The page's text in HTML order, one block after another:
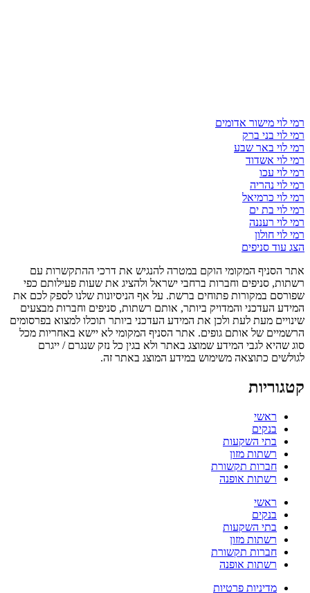
רמי לוי מישור אדומים
רמי לוי בני ברק
רמי לוי באר שבע
רמי לוי אשדוד
רמי לוי עכו
רמי לוי נהריה
רמי לוי כרמיאל
רמי לוי בת ים
רמי לוי רעננה
רמי לוי חולון
הצג עוד סניפים
אתר הסניף המקומי הוקם במטרה להנגיש את דרכי ההתקשרות עם
רשתות, סניפים וחברות ברחבי ישראל ולהציג את שעות פעילותם כפי
שפורסם במקורות פתוחים ברשת. על אף הניסיונות שלנו לספק לכם את
המידע העדכני והמדויק ביותר, אותם רשתות, סניפים וחברות מבצעים
שינויים מעת לעת ולכן את המידע העדכני ביותר תוכלו למצוא בפרסומים
הרשמיים של אותם גופים. אתר הסניף המקומי לא יישא באחריות מכל
סוג שהיא לגבי המידע שמוצג באתר ולא בגין כל נזק שנגרם / ייגרם
לגולשים כתוצאה משימוש במידע המוצג באתר זה.
קטגוריות
ראשי
בנקים
בתי השקעות
רשתות מזון
חברות תקשורת
רשתות אופנה
ראשי
בנקים
בתי השקעות
רשתות מזון
חברות תקשורת
רשתות אופנה
מדיניות פרטיות